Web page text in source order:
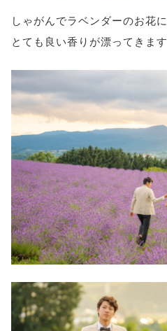
しゃがんでラベンダーのお花
とても良い香りが漂ってきま